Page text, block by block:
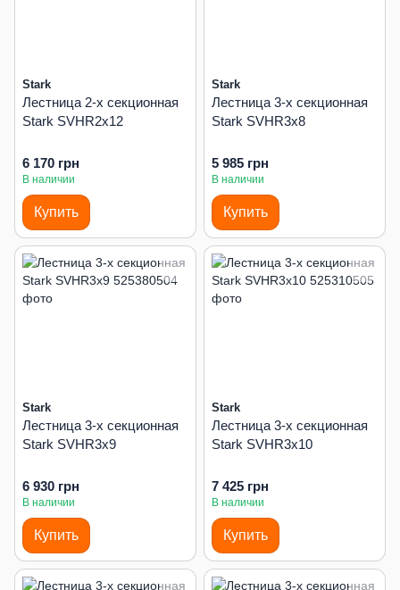
Stark
Лестница 2-х секционная
Stark SVHR2x12
6 170 грн
В наличии
Купить
Stark
Лестница 3-х секционная
Stark SVHR3x8
5 985 грн
В наличии
Купить
Stark
Лестница 3-х секционная
Stark SVHR3x9
6 930 грн
В наличии
Купить
Stark
Лестница 3-х секционная
Stark SVHR3x10
7 425 грн
В наличии
Купить